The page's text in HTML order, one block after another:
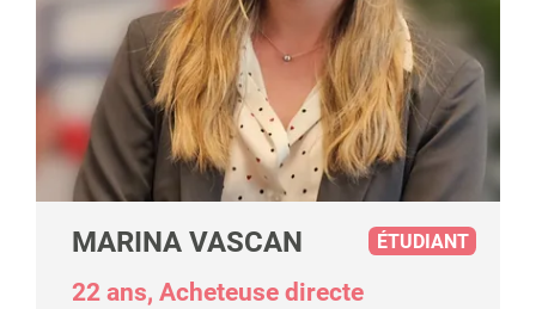
MARINA VASCAN
22 ans, Acheteuse directe
ÉTUDIANT